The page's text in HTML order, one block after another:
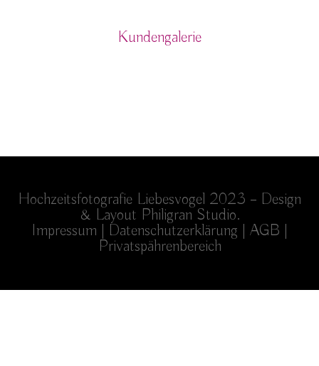
Kundengalerie
Hochzeitsfotografie Liebesvogel 2023 – Design
& Layout Philigran Studio.
Impressum Datenschutzerklärung AGB
Privatspährenbereich